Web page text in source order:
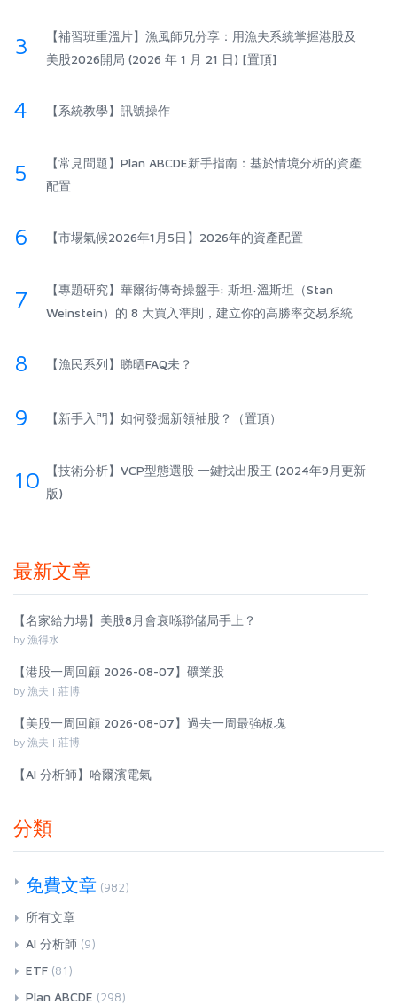
3
【補習班重溫片】漁風師兄分享：用漁夫系統掌握港股及
美股2026開局 (2026 年 1 月 21 日) [置頂]
4 【系統教學】訊號操作
5
【常見問題】Plan ABCDE新手指南：基於情境分析的資產
配置
6 【市場氣候2026年1月5日】2026年的資產配置
7
【專題研究】華爾街傳奇操盤手: 斯坦·溫斯坦（Stan
Weinstein）的 8 大買入準則，建立你的高勝率交易系統
8 【漁民系列】睇晒FAQ未？
9 【新手入門】如何發掘新領袖股？（置頂）
10
【技術分析】VCP型態選股 一鍵找出股王 (2024年9月更新
版)
最新文章
【名家給力場】美股8月會衰喺聯儲局手上？
by 漁得水
【港股一周回顧 2026-08-07】礦業股
by 漁夫 | 莊博
【美股一周回顧 2026-08-07】過去一周最強板塊
by 漁夫 | 莊博
【AI 分析師】哈爾濱電氣
分類
免費文章 (982)
所有文章
AI 分析師 (9)
ETF (81)
Plan ABCDE (298)